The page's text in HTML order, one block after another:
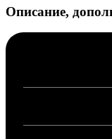
Описание,